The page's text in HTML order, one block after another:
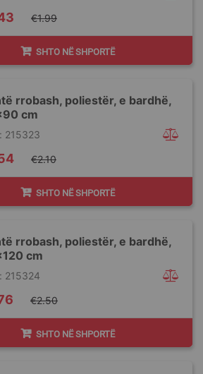
€1.99
SHTO NË SHPORTË
rrobash, poliestër, e bardhë,
cm
215323
€2.10
SHTO NË SHPORTË
rrobash, poliestër, e bardhë,
cm
215324
€2.50
SHTO NË SHPORTË